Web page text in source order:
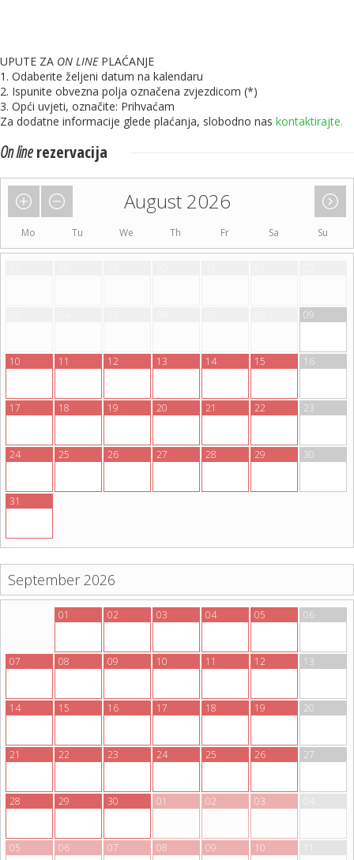
UPUTE ZA ON LINEPLAĆANJE
1. Odaberite željeni datum na kalendaru
2. Ispunite obvezna polja označena zvjezdicom (*)
3. Opći uvjeti, označite: Prihvaćam
Za dodatne informacije glede plaćanja, slobodno nas kontaktirajte.
On linerezervacija
August 2026
Mo Tu We Th Fr Sa Su
09
10 11 12 13 14 15 16
17 18 19 20 21 22 23
24 25 26 27 28 29 30
31
September 2026
01 02 03 04 05 06
07 08 09 10 11 12 13
14 15 16 17 18 19 20
21 22 23 24 25 26 27
28 29 30 01 02 03
05 06 07 08 09 10